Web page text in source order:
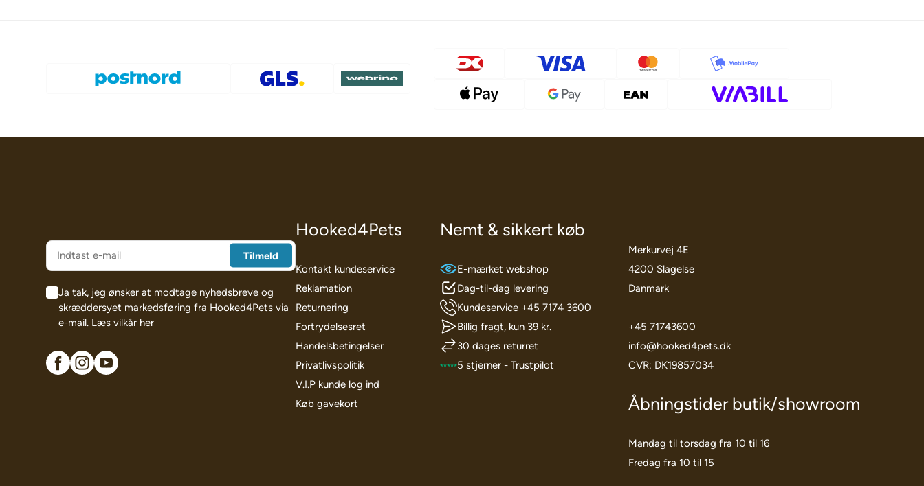
Ja tak, jeg ønsker at modtage nyhedsbreve og
skræddersyet markedsføring fra Hooked4Pets via
e-mail. Læs vilkår her
Hooked4Pets
Kontakt kundeservice
Reklamation
Returnering
Fortrydelsesret
Handelsbetingelser
Privatlivspolitik
V.I.P kunde log ind
Køb gavekort
Nemt & sikkert køb
E-mærket webshop
Dag-til-dag levering
Kundeservice +45 7174 3600
Billig fragt, kun 39 kr.
30 dages returret
5 stjerner - Trustpilot
Merkurvej 4E
4200 Slagelse
Danmark
+45 71743600
info@hooked4pets.dk
CVR: DK19857034
Åbningstider butik/showroom
Mandag til torsdag fra 10 til 16
Fredag fra 10 til 15